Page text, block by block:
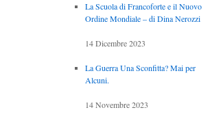
La Scuola di Francoforte e il Nuovo
Ordine Mondiale – di Dina Nerozzi
14 Dicembre 2023
La Guerra Una Sconfitta? Mai per
Alcuni.
14 Novembre 2023